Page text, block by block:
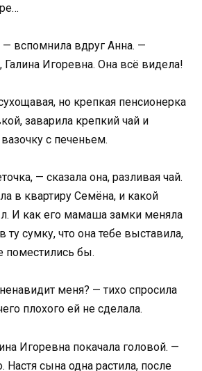
— вспомнила вдруг Анна. —
Галина Игоревна. Она всё видела!
но крепкая пенсионерка
заварила крепкий чай и
с печеньем.
— сказала она, разливая чай.
в квартиру Семёна, и какой
И как его мамаша замки меняла
сумку, что она тебе выставила,
поместились бы.
меня? — тихо спросила
плохого ей не сделала.
Игоревна покачала головой. —
Настя сына одна растила, после